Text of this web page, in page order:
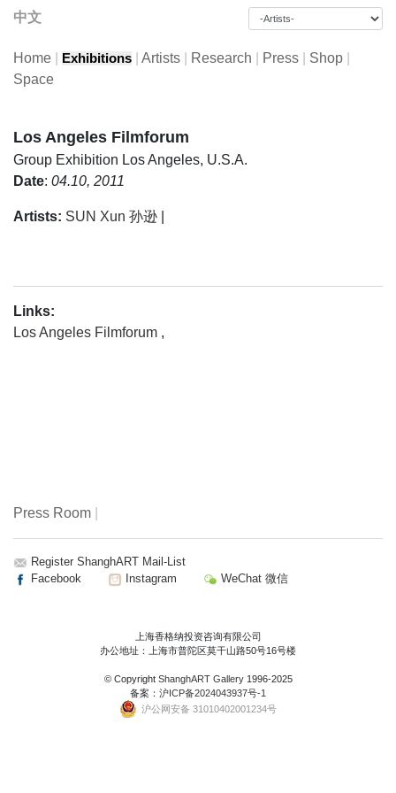
中文
Home Exhibitions Artists Research Press Shop
Space
Los Angeles Filmforum
Group Exhibition Los Angeles, U.S.A.
Date: 04.10, 2011
Artists: SUN Xun 孙逊
Links:
Los Angeles Filmforum ,
Press Room
Register ShanghART Mail-List
Facebook
Instagram WeChat 微信
上海香格纳投资咨询有限公司
办公地址：上海市普陀区莫干山路50号16号楼
© Copyright ShanghART Gallery1996-2025
备案： 沪ICP备2024043937号-1
沪公网安备 31010402001234号